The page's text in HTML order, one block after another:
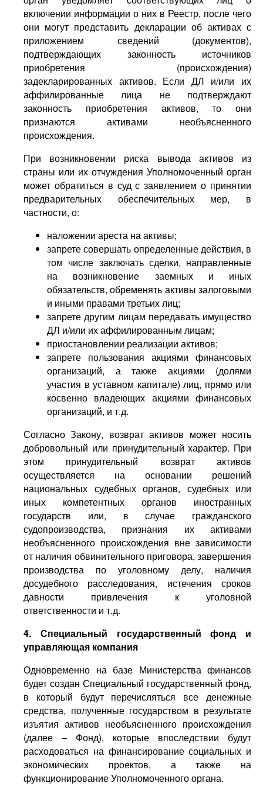
включении информации о них в Реестр, после чего
они могут представить декларации об активах с
приложением сведений (документов),
подтверждающих законность источников
приобретения (происхождения)
задекларированных активов. Если ДЛ и/или их
аффилированные лица не подтверждают
законность приобретения активов, то они
признаются активами необъясненного
происхождения.
При возникновении риска вывода активов из
страны или их отчуждения Уполномоченный орган
может обратиться в суд с заявлением о принятии
предварительных обеспечительных мер, в
частности, о:
наложении ареста на активы;
запрете совершать определенные действия, в
том числе заключать сделки, направленные
на возникновение заемных и иных
обязательств, обременять активы залоговыми
и иными правами третьих лиц;
запрете другим лицам передавать имущество
ДЛ и/или их аффилированным лицам;
приостановлении реализации активов;
запрете пользования акциями финансовых
организаций, а также акциями (долями
участия в уставном капитале) лиц, прямо или
косвенно владеющих акциями финансовых
организаций, и т.д.
Согласно Закону, возврат активов может носить
добровольный или принудительный характер. При
этом принудительный возврат активов
осуществляется на основании решений
национальных судебных органов, судебных или
иных компетентных органов иностранных
государств или, в случае гражданского
судопроизводства, признания их активами
необъясненного происхождения вне зависимости
от наличия обвинительного приговора, завершения
производства по уголовному делу, наличия
досудебного расследования, истечения сроков
давности привлечения к уголовной
ответственности и т.д.
4. Специальный государственный фонд и
управляющая компания
Одновременно на базе Министерства финансов
будет создан Специальный государственный фонд,
в который будут перечисляться все денежные
средства, полученные государством в результате
изъятия активов необъясненного происхождения
(далее – Фонд), которые впоследствии будут
расходоваться на финансирование социальных и
экономических проектов, а также на
функционирование Уполномоченного органа.